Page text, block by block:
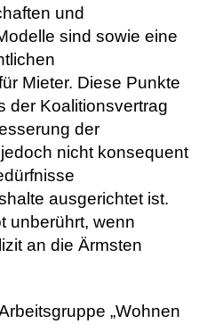
und
sind sowie eine
Mieter. Diese Punkte
der Koalitionsvertrag
der
nicht konsequent
ausgerichtet ist.
unberührt, wenn
an die Ärmsten
„Wohnen